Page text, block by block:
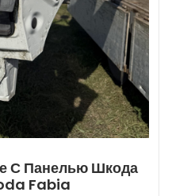
С Панелью Шкода
Fabia